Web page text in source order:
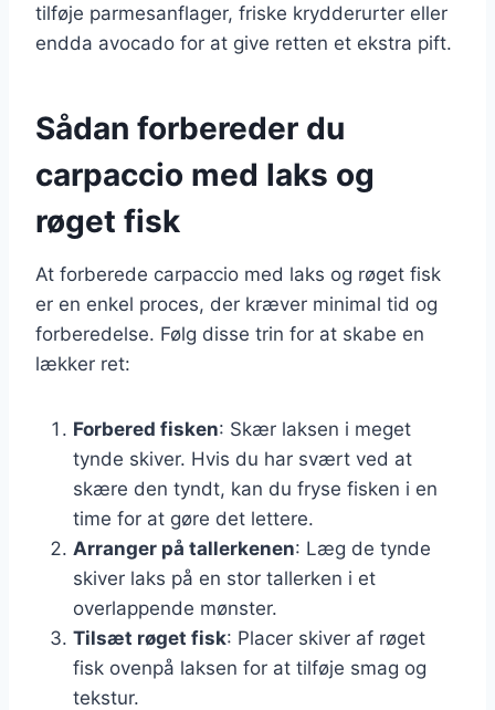
tilføje parmesanflager, friske krydderurter eller
endda avocado for at give retten et ekstra pift.
Sådan forbereder du
carpaccio med laks og
røget fisk
At forberede carpaccio med laks og røget fisk
er en enkel proces, der kræver minimal tid og
forberedelse. Følg disse trin for at skabe en
lækker ret:
Forbered fisken: Skær laksen i meget
tynde skiver. Hvis du har svært ved at
skære den tyndt, kan du fryse fisken i en
time for at gøre det lettere.
Arranger på tallerkenen: Læg de tynde
skiver laks på en stor tallerken i et
overlappende mønster.
Tilsæt røget fisk: Placer skiver af røget
fisk ovenpå laksen for at tilføje smag og
tekstur.